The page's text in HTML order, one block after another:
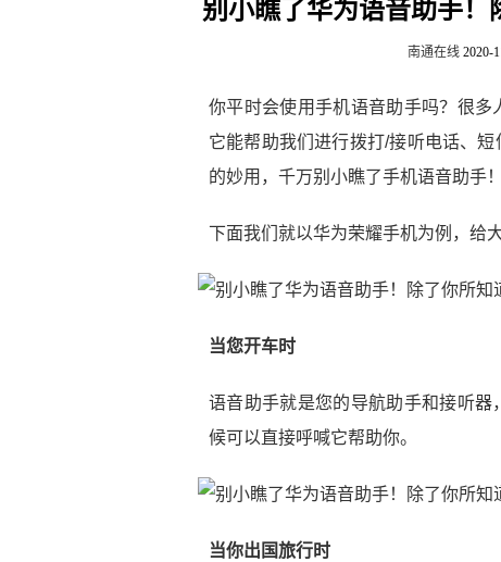
别小瞧了华为语音助手
南通在线 2020-
你平时会使用手机语音助手吗？很
它能帮助我们进行拨打/接听电话、
的妙用，千万别小瞧了手机语音助手！
下面我们就以华为荣耀手机为例，给
当您开车时
语音助手就是您的导航助手和接听
候可以直接呼喊它帮助你。
当你出国旅行时